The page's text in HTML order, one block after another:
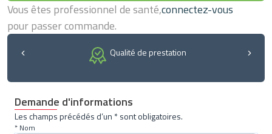
Vous êtes professionnel de santé,connectez-vous
pour passer commande.
Qualité de prestation
Demande d'informations
Les champs précédés d’un * sont obligatoires.
* Nom